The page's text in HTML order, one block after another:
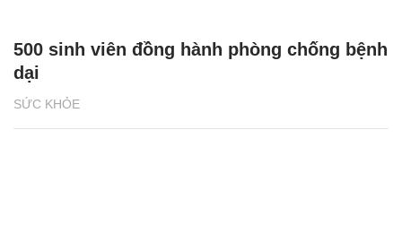
SỨC KHỎE
500 sinh viên đồng hành phòng chống bệnh
dại